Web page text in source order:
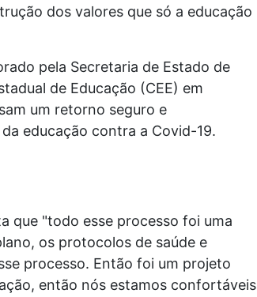
dos valores que só a educação
pela Secretaria de Estado de
de Educação (CEE) em
um retorno seguro e
educação contra a Covid-19.
que "todo esse processo foi uma
os protocolos de saúde e
processo. Então foi um projeto
então nós estamos confortáveis